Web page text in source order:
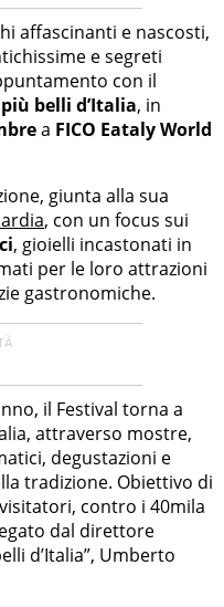
affascinanti e nascosti,
e segreti
con il
belli d’Italia, in
a FICO Eataly World
giunta alla sua
, con un focus sui
, gioielli incastonati in
per le loro attrazioni
gastronomiche.
il Festival torna a
attraverso mostre,
degustazioni e
tradizione. Obiettivo di
contro i 40mila
dal direttore
d’Italia”, Umberto